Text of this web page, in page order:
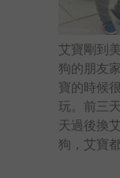
艾寶剛到
狗的朋友
寶的時候
玩。前三
天過後換
狗，艾寶